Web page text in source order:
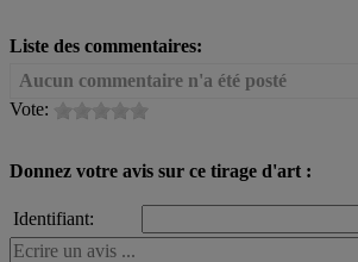
Liste des commentaires:
Aucun commentaire n'a été posté
Vote:
Donnez votre avis sur ce tirage d'art :
Identifiant: